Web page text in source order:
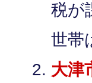
税が
世帯
大津